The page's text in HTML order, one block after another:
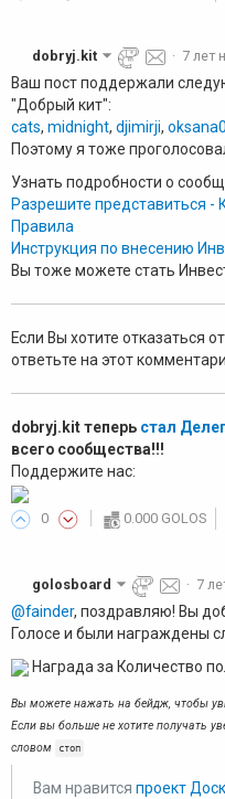
dobryj.kit · 7 лет
Ваш пост поддержали
"Добрый кит":
cats, midnight, djimirji,
Поэтому я тоже
Узнать подробности о
Разрешите представиться -
Правила
Инструкция по внесению
Вы тоже можете стать
Если Вы хотите отказаться
ответьте на этот
dobryj.kit теперь стал
всего сообщества!!!
Поддержите нас:
0 0.000 GOLOS
golosboard · 7
@fainder, поздравляю! Вы
Голосе и были награждены
Награда за Количество
Вы можете нажать на бейдж, чтобы
Если вы больше не хотите получать
словом
стоп
Вам нравится проект